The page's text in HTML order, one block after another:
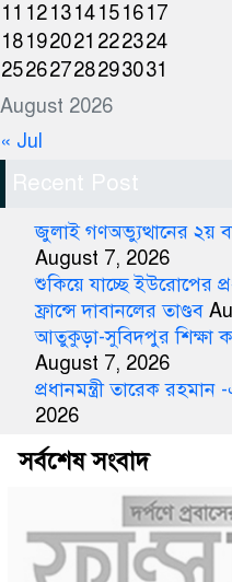
August 2026
11 121314151617
18192021 222324
25262728293031
« Jul
Recent Post
জুলাই গণঅভ্যুত্থানের ২য়
August 7, 2026
শুকিয়ে যাচ্ছে ইউরোপের
ফ্রান্সে দাবানলের তাণ্ডব
আতুকুড়া-সুবিদপুর শিক্ষা
August 7, 2026
প্রধানমন্ত্রী তারেক
2026
সর্বশেষ সংবাদ